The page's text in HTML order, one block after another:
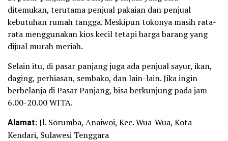
ditemukan, terutama penjual pakaian dan penjual
kebutuhan rumah tangga. Meskipun tokonya masih rata-
rata menggunakan kios kecil tetapi harga barang yang
dijual murah meriah.
Selain itu, di pasar panjang juga ada penjual sayur, ikan,
daging, perhiasan, sembako, dan lain-lain. Jika ingin
berbelanja di Pasar Panjang, bisa berkunjung pada jam
6.00-20.00 WITA.
Alamat: Jl. Sorumba, Anaiwoi, Kec. Wua-Wua, Kota
Kendari, Sulawesi Tenggara